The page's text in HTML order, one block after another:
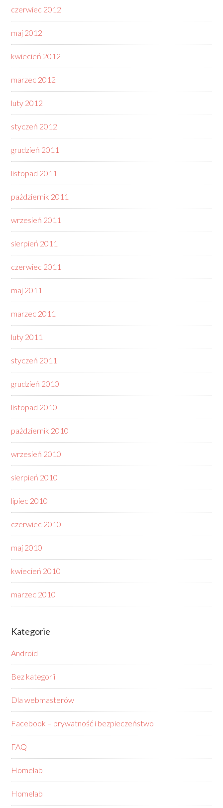
czerwiec 2012
maj 2012
kwiecień 2012
marzec 2012
luty 2012
styczeń 2012
grudzień 2011
listopad 2011
październik 2011
wrzesień 2011
sierpień 2011
czerwiec 2011
maj 2011
marzec 2011
luty 2011
styczeń 2011
grudzień 2010
listopad 2010
październik 2010
wrzesień 2010
sierpień 2010
lipiec 2010
czerwiec 2010
maj 2010
kwiecień 2010
marzec 2010
Kategorie
Android
Bez kategorii
Dla webmasterów
Facebook – prywatność i bezpieczeństwo
FAQ
Homelab
Homelab